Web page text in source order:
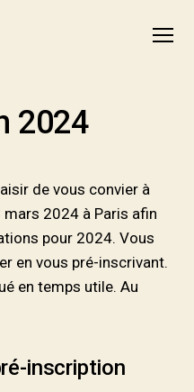
2024
de vous convier à
2024 à Paris afin
pour 2024. Vous
en vous pré-inscrivant.
en temps utile. Au
inscription